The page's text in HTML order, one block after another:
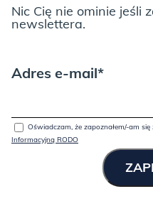
Nic Cię nie ominie jeśli
newslettera.
Adres e-mail*
Oświadczam, że zapoznałem/-am się
Informacyjną RODO